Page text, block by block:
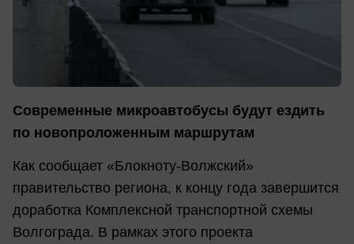
Современные микроавтобусы будут ездить
по новопроложенным маршрутам
Как сообщает «Блокноту-Волжский»
правительство региона, к концу года завершится
доработка Комплексной транспортной схемы
Волгограда. В рамках этого проекта